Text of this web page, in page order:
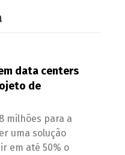
data centers
de
milhões para a
uma solução
em até 50% o